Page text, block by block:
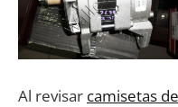
Al revisar camisetas